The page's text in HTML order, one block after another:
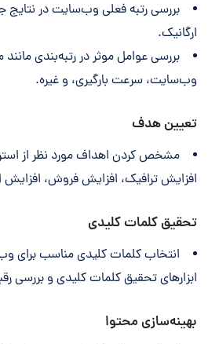
بررسی رتبه فعلی وب‌سایت در نتایج
ارگانیک.
بررسی عوامل موثر در رتبه‌بندی مانند
وب‌سایت، سرعت بارگیری، و غیره.
تعیین هدف
مشخص کردن اهداف مورد نظر از
افزایش ترافیک، افزایش فروش، افزایش
تحقیق کلمات کلیدی
انتخاب کلمات کلیدی مناسب برای
ابزارهای تحقیق کلمات کلیدی و بررسی
بهینه‌سازی محتوا